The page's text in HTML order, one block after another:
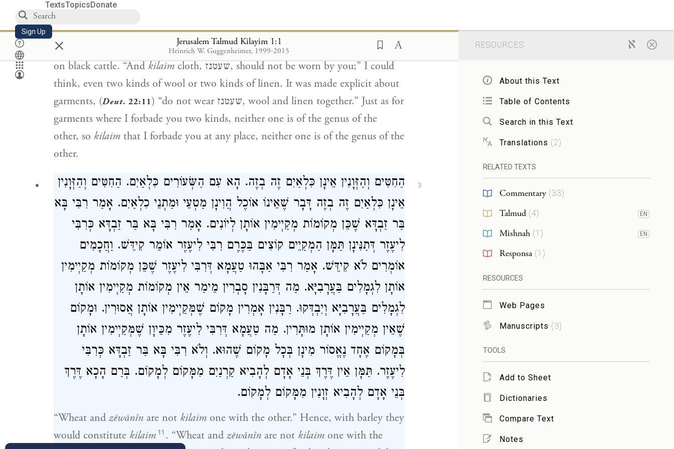
TextsTopicsDonate
Sign Up × Jerusalem Talmud Kilayim 1:1
Heinrich W. Guggenheimer, 1999-2015
HALAKHAH:
I could think, even two kinds of wheat or two kinds of barley. “You should not
breed your animals
;” I could think, even black on white cattle, or white
on black cattle. “And kilaimcloth, שעטנז, should not be worn by you;” I could
think, even two kinds of wool or two kinds of linen. It was made explicit about
garments, (Deut. 22:11) “do not wear שעטנז, wool and linen together.” Just as for
garments where I forbade you two kinds, neither one is of the genus of the
other, so kilaimthat I forbade you at any place, neither one is of the genus of the
other.
3
הַחִטִּים וְהַזְּוָנִין אֵינָן כִּלְאַיִם זֶה בְזֶה. הָא עִם הַשְּׂעוֹרִים כִּלְאַיִם. הַחִטִּים וְהַזְּוָנִין
אֵינָן כִּלְאַיִם זֶה בְזֶה דָּבָר שֶׁאֵינוֹ אוֹכֶל הֲוִינָן מַטְעֵי וּמַתְנֵי כִלְאַיִם. אָמַר רִבִּי בָּא
בַּר זַבְדָּא שֶׁכֵּן מְקוֹמוֹת מְקַיְימִין אוֹתָן לְיוֹנִים. אָמַר רִבִּי בָּא בַּר זַבְדָּא כְּרִבִּי
לִיעֶזֶר דְּתַנִּינָן תַּמָּן הַמְקַיֵים קוֹצִים בַּכֶּרֶם רִבִּי לִיעֶזֶר אוֹמֵר קִידֵּשׁ. וַחֲכָמִים
אוֹמְרִים לֹא קִידֵּשׁ. אָמַר רִבִּי אַבָּהוּ טַעֲמָא דְּרִבִּי לִיעֶזֶר שֶׁכֵּן מְקוֹמוֹת מְקַיְימִין
אוֹתָן לִגְמָלִים בַּעֲרָבִיָּא. מַה דְּרַבָּנִין סָבְרִין מֵימַר אֵין מְקוֹמוֹת מְקַיְימִין אוֹתָן
לִגְמָלִים בַּעֲרָבִיָּא וְיִבְדְּקוּ. רַבָּנִין אָמְרִין מָקוֹם שֶׁמְּקַיְימִין אוֹתָן אֲסוּרִין. וּמָקוֹם
שֶׁאֵין מְקַיְימִין אוֹתָן מוּתָּרִין. מַה טַעֲמָא דְּרִבִּי לִיעֶזֶר מִכֵּיוָן שֶׁמְּקַיְימִין אוֹתָן
בְּמָקוֹם אֶחָד נֶאֱסוֹר מִינָן בְּכָל מָקוֹם שֶׁהוּא. וְלֹא רִבִּי בָּא בַּר זַבְדָּא כְּרִבִּי
לִיעֶזֶר. תַּמָּן אֵין דֶּרֶךְ בְּנֵי אָדָם לְהָבִיא קַרְנַיִם מִמָּקוֹם לְמָקוֹם. בְּרַם הָכָא דֶּרֶךְ
בְּנֵי אָדָם לְהָבִיא זְוָנִין מִמָּקוֹם לְמָקוֹם.
“Wheat and zĕwānînare not kilaimone with the other.” Hence, with barley they
would constitute kilaim 11 . “Wheat andzĕwānîn are not kilaim one with the
RESOURCES
About this Text
Table of Contents
Search in this Text
Translations (2)
RELATED TEXTS
Commentary(33)
Talmud(4) EN
Mishnah(1 ) EN
Responsa(1 )
RESOURCES
Web Pages
Manuscripts (3)
TOOLS
Add to Sheet
Dictionaries
Compare Text
Notes